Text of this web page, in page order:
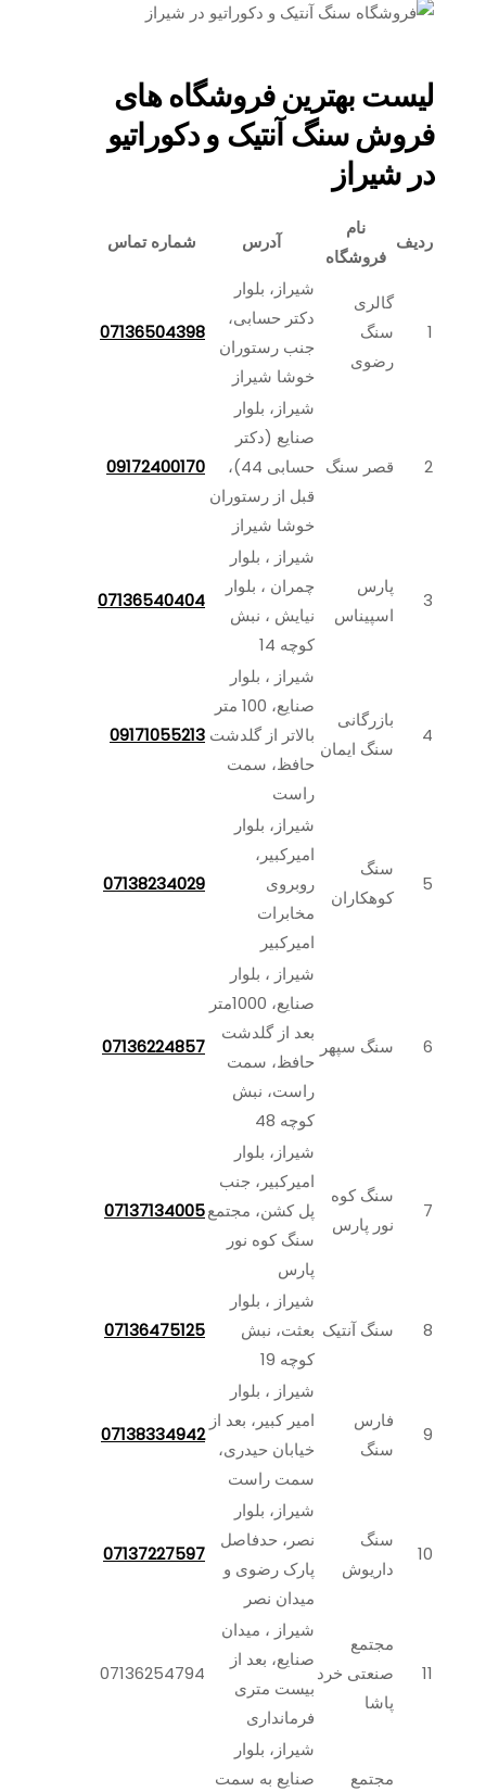
لیست بهترین فروشگاه های
فروش سنگ آنتیک و دکوراتیو
در شیراز
ردیف
نام
فروشگاه
آدرس شماره تماس
گالری
سنگ
رضوی
شیراز، بلوار
دکتر حسابی،
جنب رستوران
خوشا شیراز
07136504398
قصر سنگ
شیراز، بلوار
صنایع (دکتر
حسابی 44)،
قبل از رستوران
خوشا شیراز
09172400170
پارس
اسپيناس
شیراز ، بلوار
چمران ، بلوار
نیایش ، نبش
کوچه 14
07136540404
4
بازرگانی
سنگ ایمان
شیراز ، بلوار
صنایع، 100 متر
بالاتر از گلدشت
حافظ، سمت
راست
09171055213
5
سنگ
کوهکاران
شیراز، بلوار
امیرکبیر،
روبروی
مخابرات
امیرکبیر
07138234029
سنگ سپهر
شیراز ، بلوار
صنایع، 1000متر
بعد از گلدشت
حافظ، سمت
راست، نبش
کوچه 48
07136224857
سنگ کوه
نور پارس
شیراز، بلوار
امیرکبیر، جنب
پل کشن، مجتمع
سنگ کوه نور
پارس
07137134005
سنگ آنتیک
شیراز ، بلوار
بعثت، نبش
کوچه 19
07136475125
فارس
سنگ
شیراز ، بلوار
امیر کبیر، بعد از
خیابان حیدری،
سمت راست
07138334942
10
سنگ
داریوش
شیراز، بلوار
نصر، حدفاصل
پارک رضوی و
میدان نصر
07137227597
مجتمع
صنعتی خرد
پاشا
شیراز ، میدان
صنایع، بعد از
بیست متری
فرمانداری
07136254794
مجتمع
شیراز، بلوار
صنایع به سمت